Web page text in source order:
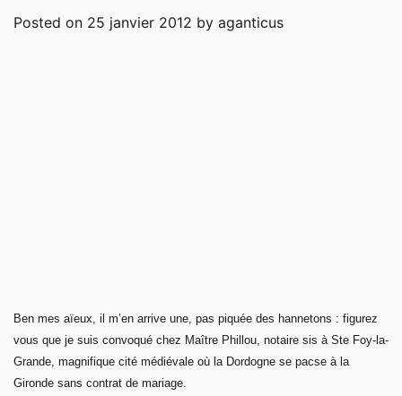
Posted on 25 janvier 2012 by aganticus
Ben mes aïeux, il m’en arrive une, pas piquée des hannetons : figurez
vous que je suis convoqué chez Maître Phillou, notaire sis à Ste Foy-la-
Grande, magnifique cité médiévale où la Dordogne se pacse à la
Gironde sans contrat de mariage.